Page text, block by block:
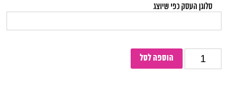
סלוגן העסק כפי שיוצג
הוספה לסל